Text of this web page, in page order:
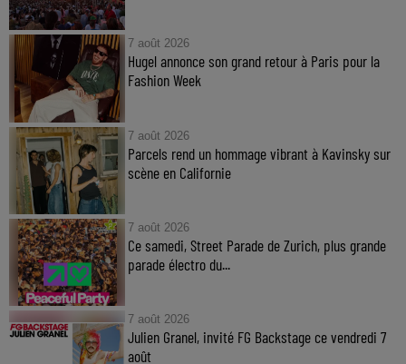
7 août 2026
Hugel annonce son grand retour à Paris pour la
Fashion Week
7 août 2026
Parcels rend un hommage vibrant à Kavinsky sur
scène en Californie
7 août 2026
Ce samedi, Street Parade de Zurich, plus grande
parade électro du...
7 août 2026
Julien Granel, invité FG Backstage ce vendredi 7
août